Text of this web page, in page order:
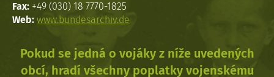
Fax: +49 (030) 18 7770-1825
Web: www.bundesarchiv.de
Pokud se jedná o vojáky z níže uvedených
obcí, hradí všechny poplatky vojenskému